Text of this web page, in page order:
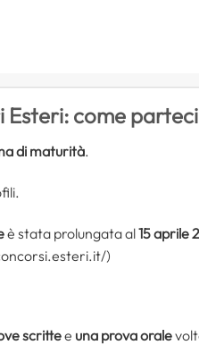
come
di maturità.
è stata prolungata al15 aprile
)
scrittee una prova orale